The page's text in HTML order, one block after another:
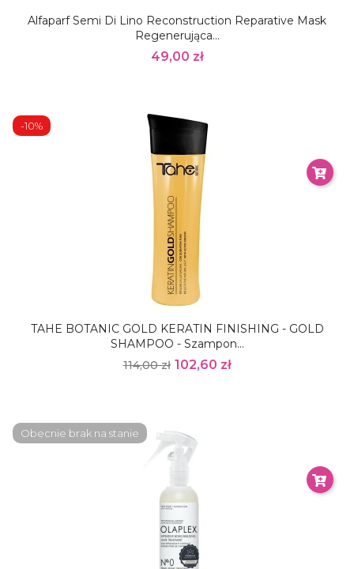
Alfaparf Semi Di Lino Reconstruction Reparative Mask
Regenerująca...
49,00 zł
TAHE BOTANIC GOLD KERATIN FINISHING - GOLD
SHAMPOO - Szampon...
114,00 zł 102,60 zł
-10%
Obecnie brak na stanie